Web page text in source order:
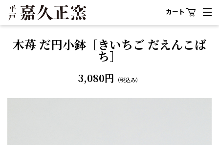
カート
木苺 だ円小鉢［きいちご だえんこば
ち］
3,080円 （税込み）